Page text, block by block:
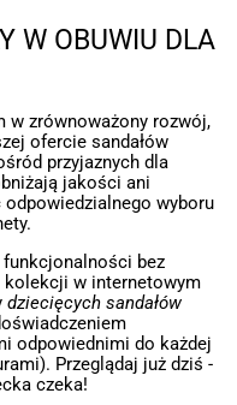
W OBUWIU DLA
w zrównoważony rozwój,
ofercie sandałów
przyjaznych dla
jakości ani
wyboru
bez
kolekcji w internetowym
dziecięcych sandałów
odpowiednimi do każdej
Przeglądaj już dziś -
czeka!